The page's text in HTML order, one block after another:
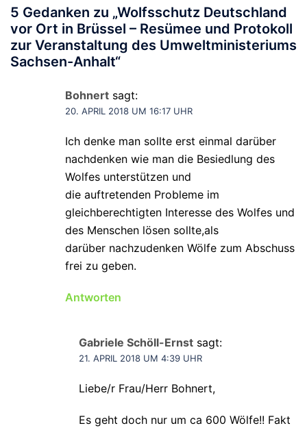
5 Gedanken zu „Wolfsschutz Deutschland
vor Ort in Brüssel – Resümee und Protokoll
zur Veranstaltung des Umweltministeriums
Sachsen-Anhalt“
Bohnert sagt:
20. APRIL 2018 UM 16:17 UHR
Ich denke man sollte erst einmal darüber
nachdenken wie man die Besiedlung des
Wolfes unterstützen und
die auftretenden Probleme im
gleichberechtigten Interesse des Wolfes und
des Menschen lösen sollte,als
darüber nachzudenken Wölfe zum Abschuss
frei zu geben.
Antworten
Gabriele Schöll-Ernst sagt:
21. APRIL 2018 UM 4:39 UHR
Liebe/r Frau/Herr Bohnert,
Es geht doch nur um ca 600 Wölfe!! Fakt